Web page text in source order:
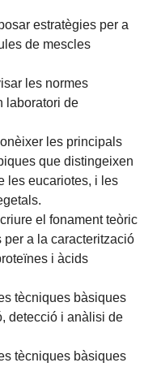
estratègies per a
de mescles
les normes
laboratori de
les principals
que distingeixen
les eucariotes, i les
el fonament teòric
a la caracterització
i àcids
tècniques bàsiques
detecció i anàlisi de
tècniques bàsiques